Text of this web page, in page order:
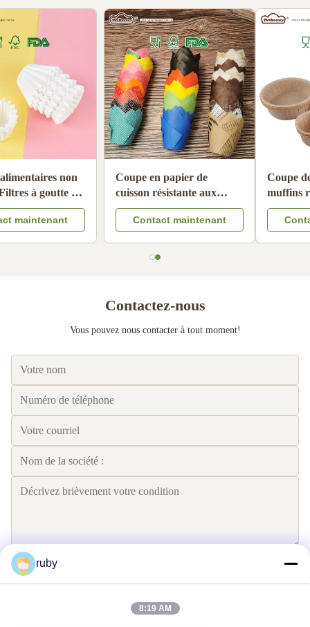
Produits alimentaires non
blanchis Filtres à goutte à
goutte à main Filtres à café
résistants à l'huile Filtre à
café Papyrus compatible
Contact maintenant
Coupe en papier de
cuisson résistante aux
températures élevées, non
collante, doublure jetable
Contact maintenant
Contactez-nous
Vous pouvez nous contacter à tout moment!
ruby
8:19 AM